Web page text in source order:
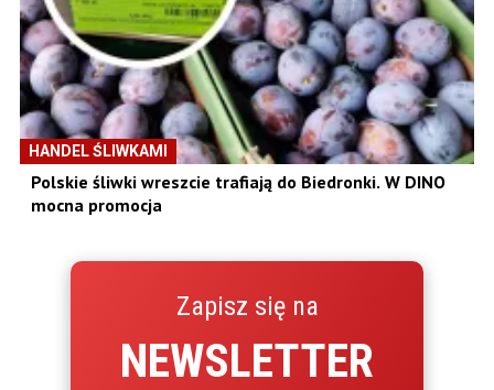
HANDEL ŚLIWKAMI
Polskie śliwki wreszcie trafiają do Biedronki. W DINO
mocna promocja
Zapisz się na
NEWSLETTER